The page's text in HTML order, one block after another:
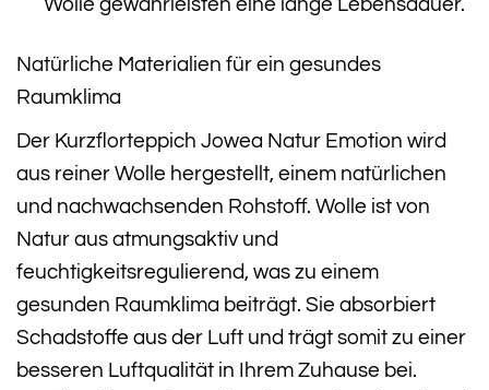
Wolle gewährleisten eine lange Lebensdauer.
Natürliche Materialien für ein gesundes
Raumklima
Der Kurzflorteppich Jowea Natur Emotion wird
aus reiner Wolle hergestellt, einem natürlichen
und nachwachsenden Rohstoff. Wolle ist von
Natur aus atmungsaktiv und
feuchtigkeitsregulierend, was zu einem
gesunden Raumklima beiträgt. Sie absorbiert
Schadstoffe aus der Luft und trägt somit zu einer
besseren Luftqualität in Ihrem Zuhause bei.